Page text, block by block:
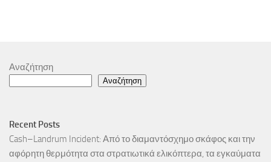
Αναζήτηση
Αναζήτηση
Recent Posts
Cash–Landrum Incident: Από το διαμαντόσχημο σκάφος και την
αφόρητη θερμότητα στα στρατιωτικά ελικόπτερα, τα εγκαύματα